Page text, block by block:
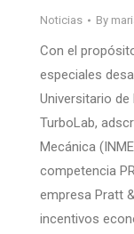
Noticias By
Con el
especiales
Universitario de
TurboLab,
Mecánica
competencia
empresa Pratt
incentivos